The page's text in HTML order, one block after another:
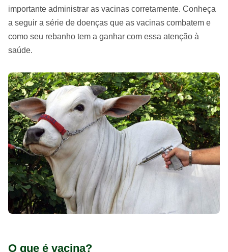
importante administrar as vacinas corretamente. Conheça
a seguir a série de doenças que as vacinas combatem e
como seu rebanho tem a ganhar com essa atenção à
saúde.
O que é vacina?